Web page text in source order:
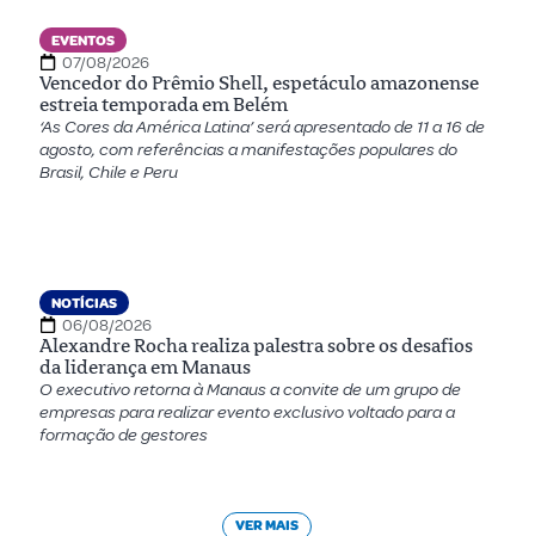
EVENTOS
07/08/2026
Vencedor do Prêmio Shell, espetáculo amazonense
estreia temporada em Belém
‘As Cores da América Latina’ será apresentado de 11 a 16 de
agosto, com referências a manifestações populares do
Brasil, Chile e Peru
NOTÍCIAS
06/08/2026
Alexandre Rocha realiza palestra sobre os desafios
da liderança em Manaus
O executivo retorna à Manaus a convite de um grupo de
empresas para realizar evento exclusivo voltado para a
formação de gestores
VER MAIS